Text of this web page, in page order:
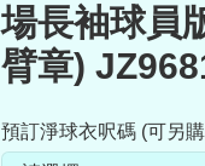
場長袖球員
臂章)
預訂淨球衣呎碼 (可另